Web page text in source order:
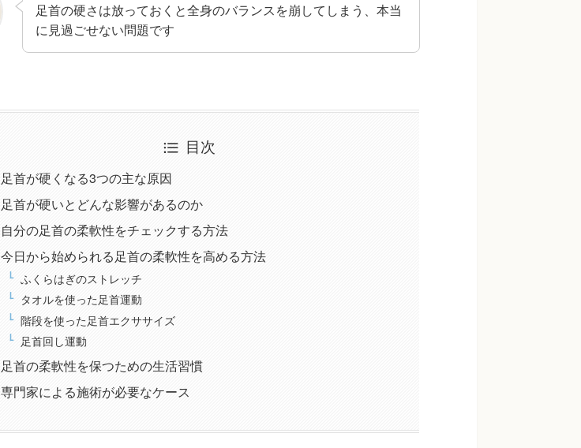
足首の硬さは放っておくと全身のバランスを崩してしまう、本当
に見過ごせない問題です
目次
足首が硬くなる3つの主な原因
足首が硬いとどんな影響があるのか
自分の足首の柔軟性をチェックする方法
今日から始められる足首の柔軟性を高める方法
ふくらはぎのストレッチ
タオルを使った足首運動
階段を使った足首エクササイズ
足首回し運動
足首の柔軟性を保つための生活習慣
専門家による施術が必要なケース